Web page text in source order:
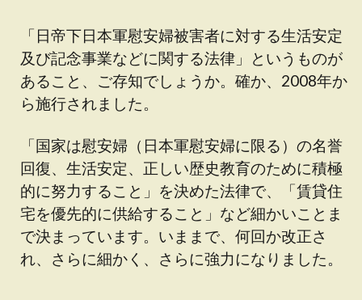
「日帝下日本軍慰安婦被害者に対する生活安定
及び記念事業などに関する法律」というものが
あること、ご存知でしょうか。確か、2008年か
ら施行されました。
「国家は慰安婦（日本軍慰安婦に限る）の名誉
回復、生活安定、正しい歴史教育のために積極
的に努力すること」を決めた法律で、「賃貸住
宅を優先的に供給すること」など細かいことま
で決まっています。いままで、何回か改正さ
れ、さらに細かく、さらに強力になりました。